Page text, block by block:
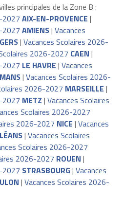
principales de la Zone B :
2027 AIX-EN-PROVENCE |
2027 AMIENS| Vacances
| Vacances Scolaires 2026-
2026-2027 CAEN |
2027 LE HAVRE | Vacances
| Vacances Scolaires 2026-
2026-2027 MARSEILLE |
2027 METZ | Vacances Scolaires
Scolaires 2026-2027
2026-2027 NICE | Vacances
| Vacances Scolaires
Scolaires 2026-2027
2026-2027 ROUEN |
2027 STRASBOURG| Vacances
| Vacances Scolaires 2026-